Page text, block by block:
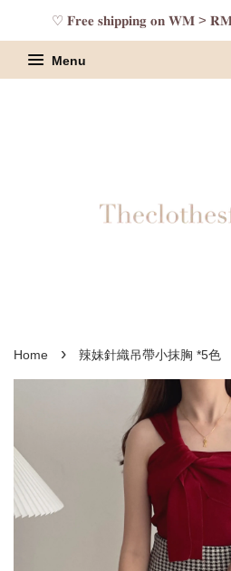
♡ 𝐅𝐫𝐞𝐞 𝐬𝐡𝐢𝐩𝐩𝐢𝐧𝐠 𝐨𝐧 𝐖𝐌 >
Menu
Home › 辣妹針織吊帶小抹胸 *5色